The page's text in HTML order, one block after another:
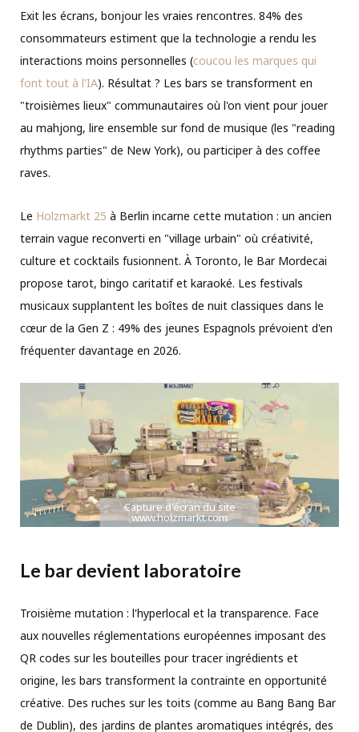
Exit les écrans, bonjour les vraies rencontres. 84% des
consommateurs estiment que la technologie a rendu les
interactions moins personnelles (coucou les marques qui
font tout à l'IA). Résultat ? Les bars se transforment en
"troisièmes lieux" communautaires où l'on vient pour jouer
au mahjong, lire ensemble sur fond de musique (les "reading
rhythms parties" de New York), ou participer à des coffee
raves.
Le Holzmarkt 25 à Berlin incarne cette mutation : un ancien
terrain vague reconverti en "village urbain" où créativité,
culture et cocktails fusionnent. À Toronto, le Bar Mordecai
propose tarot, bingo caritatif et karaoké. Les festivals
musicaux supplantent les boîtes de nuit classiques dans le
cœur de la Gen Z : 49% des jeunes Espagnols prévoient d'en
fréquenter davantage en 2026.
Capture d'écran du site
www.holzmarkt.com
Le bar devient laboratoire
Troisième mutation : l'hyperlocal et la transparence. Face
aux nouvelles réglementations européennes imposant des
QR codes sur les bouteilles pour tracer ingrédients et
origine, les bars transforment la contrainte en opportunité
créative. Des ruches sur les toits (comme au Bang Bang Bar
de Dublin), des jardins de plantes aromatiques intégrés, des